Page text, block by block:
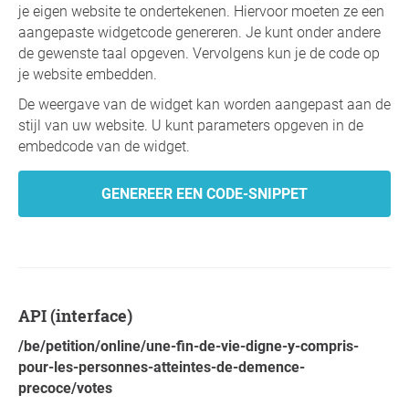
je eigen website te ondertekenen. Hiervoor moeten ze een
aangepaste widgetcode genereren. Je kunt onder andere
de gewenste taal opgeven. Vervolgens kun je de code op
je website embedden.
De weergave van de widget kan worden aangepast aan de
stijl van uw website. U kunt parameters opgeven in de
embedcode van de widget.
GENEREER EEN CODE-SNIPPET
API (interface)
/be/petition/online/une-fin-de-vie-digne-y-compris-
pour-les-personnes-atteintes-de-demence-
precoce/votes